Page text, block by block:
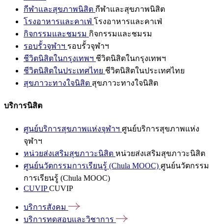
กีฬาและสุขภาพนิสิต กีฬาและสุขภาพนิสิต
โรงอาหารและคาเฟ่ โรงอาหารและคาเฟ่
กิจกรรมและชมรม กิจกรรมและชมรม
รอบรั้วจุฬาฯ รอบรั้วจุฬาฯ
ชีวิตนิสิตในกรุงเทพฯ ชีวิตนิสิตในกรุงเทพฯ
ชีวิตนิสิตในประเทศไทย ชีวิตนิสิตในประเทศไทย
สุขภาวะทางใจนิสิต สุขภาวะทางใจนิสิต
บริการนิสิต
ศูนย์บริการสุขภาพแห่งจุฬาฯ ศูนย์บริการสุขภาพแห่ง
จุฬาฯ
หน่วยส่งเสริมสุขภาวะนิสิต หน่วยส่งเสริมสุขภาวะนิสิต
ศูนย์นวัตกรรมการเรียนรู้ (Chula MOOC) ศูนย์นวัตกรรม
การเรียนรู้ (Chula MOOC)
CUVIPCUVIP
บริการสังคม
บริการทดสอบและวิชาการ